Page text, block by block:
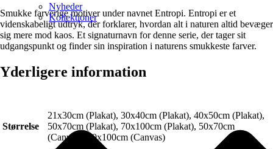
Nyheder
Kollektioner
Smukke farverige motiver under navnet Entropi. Entropi er et
videnskabeligt udtryk, der forklarer, hvordan alt i naturen altid bevæger
sig mere mod kaos. Et signaturnavn for denne serie, der tager sit
udgangspunkt og finder sin inspiration i naturens smukkeste farver.
Yderligere information
Størrelse
21x30cm (Plakat), 30x40cm (Plakat), 40x50cm (Plakat),
50x70cm (Plakat), 70x100cm (Plakat), 50x70cm
(Canvas), 70x100cm (Canvas)